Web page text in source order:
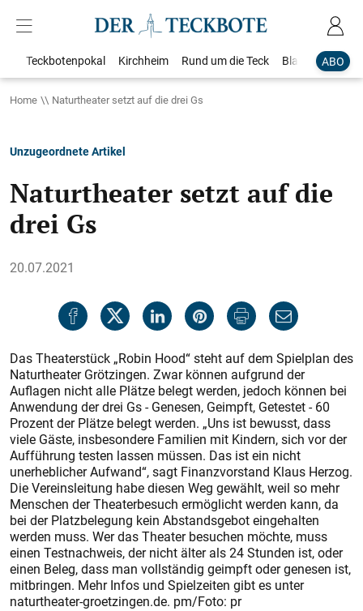
ABO
Teckbotenpokal Kirchheim Rund um die Teck Blaulicht
Home Naturtheater setzt auf die drei Gs
Unzugeordnete Artikel
Naturtheater setzt auf die
drei Gs
20.07.2021
Das Theaterstück „Robin Hood“ steht auf dem Spielplan des
Naturtheater Grötzingen. Zwar können aufgrund der
Auflagen nicht alle Plätze belegt werden, jedoch können bei
Anwendung der drei Gs - Genesen, Geimpft, Getestet - 60
Prozent der Plätze belegt werden. „Uns ist bewusst, dass
viele Gäs­te, insbesondere Familien mit Kindern, sich vor der
Aufführung testen lassen müssen. Das ist ein nicht
unerheblicher Aufwand“, sagt Finanzvorstand Klaus Herzog.
Die Vereinsleitung habe diesen Weg gewählt, weil so mehr
Menschen der Theaterbesuch ermöglicht werden kann, da
bei der Platzbelegung kein Abstandsgebot eingehalten
werden muss. Wer das Theater besuchen möchte, muss
einen Testnachweis, der nicht älter als 24 Stunden ist, oder
einen Beleg, dass man vollständig geimpft oder genesen ist,
mitbringen. Mehr Infos und Spielzeiten gibt es unter
naturtheater-groetzingen.de. pm/Foto: pr